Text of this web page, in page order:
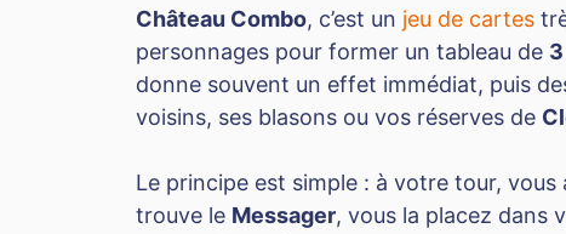
Château Combo, c’est un jeu de cartes
personnages pour former un tableau de
donne souvent un effet immédiat, puis
voisins, ses blasons ou vos réserves de
Le principe est simple : à votre tour,
trouve le Messager, vous la placez dans